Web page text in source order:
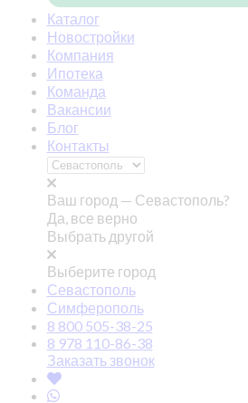
Каталог
Новостройки
Компания
Ипотека
Команда
Вакансии
Блог
Контакты
Ваш город — Севастополь?
Да, все верно
Выбрать другой
Выберите город
Севастополь
Симферополь
8 800 505-38-25
8 978 110-86-38
Заказать звонок